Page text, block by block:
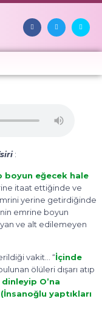
:
boyun eğecek hale
itaat ettiğinde ve
yerine getirdiğinde
emrine boyun
ve alt edilemeyen
vakit… “İçinde
ölüleri dışarı atıp
O’na
yaptıkları